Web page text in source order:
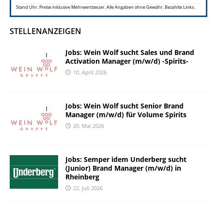
Stand Uhr. Preise inklusive Mehrwertsteuer. Alle Angaben ohne Gewähr. Bezahlte Links.
STELLENANZEIGEN
Jobs: Wein Wolf sucht Sales und Brand
Activation Manager (m/w/d) -Spirits-
10. April 2026
Jobs: Wein Wolf sucht Senior Brand
Manager (m/w/d) für Volume Spirits
20. Mai 2026
Jobs: Semper idem Underberg sucht
(Junior) Brand Manager (m/w/d) in
Rheinberg
22. Juli 2026